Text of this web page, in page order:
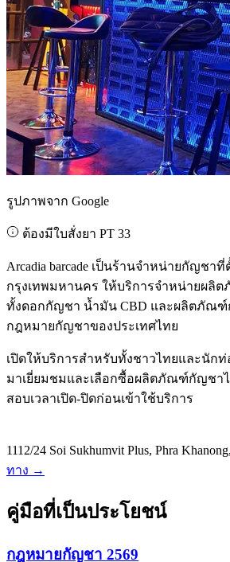
รูปภาพจาก Google
ต้องมีใบสั่งยา PT 33
Arcadia barcade เป็นร้านจำหน่ายกัญชาที่
กรุงเทพมหานคร ให้บริการจำหน่ายผ
ทั้งดอกกัญชา น้ำมัน CBD และผลิตภัณ
กฎหมายกัญชาของประเทศไทย
เปิดให้บริการสำหรับทั้งชาวไทยและนักท่
มาเยี่ยมชมและเลือกซื้อผลิตภัณฑ์กัญชา
สอบเวลาเปิด-ปิดก่อนเข้าใช้บริการ
1112/24 Soi Sukhumvit Plus, Phra
ทาง →
คู่มือที่เป็นประโยชน์
กฎหมายกัญชา 2569